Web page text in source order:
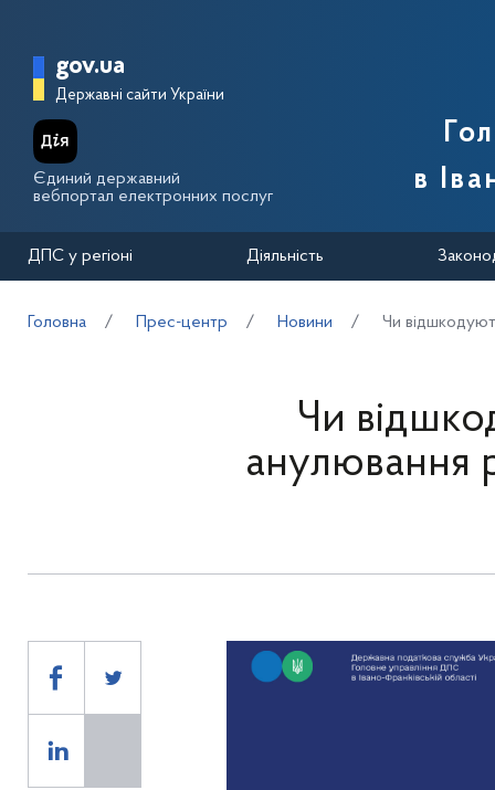
Головна сторінка Державної
gov.ua
Державні сайти України
Єдиний державний
вебпортал електронних послуг
в
ДПС у регіоні Діяльність
Головна Прес-центр Новини Чи
Чи
анулювання